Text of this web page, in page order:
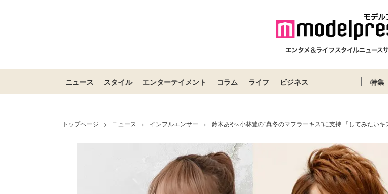
ニュース スタイル エンターテイメント コラム ライフ ビジネス 特集
トップページ > ニュース > インフルエンサー > 鈴木あや×小林豊の“真冬のマフラーキス”に支持 「してみたいキ